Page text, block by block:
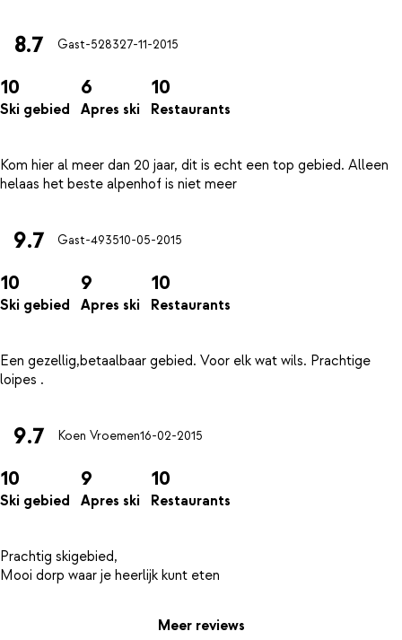
8.7 Gast-528327-11-2015
10
Ski gebied
6
Apres ski
10
Restaurants
Kom hier al meer dan 20 jaar, dit is echt een top gebied. Alleen
9.7 Gast-493510-05-2015
10
Ski gebied
9
Apres ski
10
Restaurants
Een gezellig,betaalbaar gebied. Voor elk wat wils. Prachtige
9.7 Koen Vroemen16-02-2015
10
Ski gebied
9
Apres ski
10
Restaurants
Prachtig skigebied,
Meer reviews